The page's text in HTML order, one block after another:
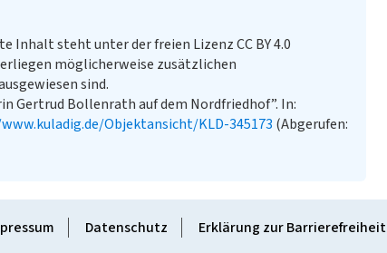
Inhalt steht unter der freien Lizenz CC BY 4.0
möglicherweise zusätzlichen
sind.
Gertrud Bollenrath auf dem Nordfriedhof”. In:
Objektansicht/KLD-345173 (Abgerufen:
Datenschutz Erklärung zur Barrierefreiheit